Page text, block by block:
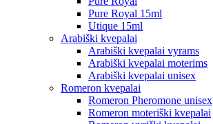
Pure Royal 15ml
Utique 15ml
Arabiški kvepalai
Arabiški kvepalai vyrams
Arabiški kvepalai moterims
Arabiški kvepalai unisex
Romeron kvepalai
Romeron Pheromone unisex
Romeron moteriški kvepalai